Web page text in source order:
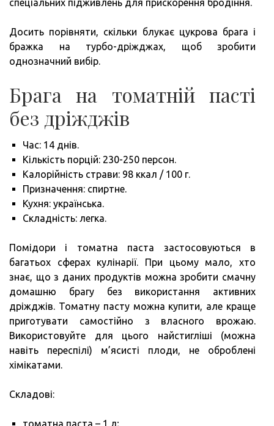
спеціальних підживлень для прискорення бродіння.
Досить порівняти, скільки блукає цукрова брага і
бражка на турбо-дріжджах, щоб зробити
однозначний вибір.
Брага на томатній пасті
без дріжджів
Час: 14 днів.
Кількість порцій: 230-250 персон.
Калорійність страви: 98 ккал / 100 г.
Призначення: спиртне.
Кухня: українська.
Складність: легка.
Помідори і томатна паста застосовуються в
багатьох сферах кулінарії. При цьому мало, хто
знає, що з даних продуктів можна зробити смачну
домашню брагу без використання активних
дріжджів. Томатну пасту можна купити, але краще
приготувати самостійно з власного врожаю.
Використовуйте для цього найстигліші (можна
навіть переспілі) м’ясисті плоди, не оброблені
хімікатами.
Складові:
томатна паста – 1 л;